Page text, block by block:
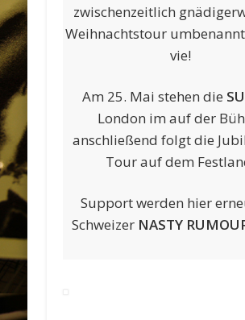
zwischenzeitlich
Weihnachtstour umbenannt.
vie!
Am 25. Mai stehen die
London im auf der
anschließend folgt die
Tour auf dem
Support werden hier
Schweizer NASTY